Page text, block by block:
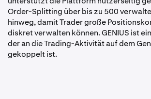
Order-Splitting über bis zu 500
hinweg, damit Trader große
diskret verwalten können. GENIUS ist
der an die Trading-Aktivität auf dem
gekoppelt ist.